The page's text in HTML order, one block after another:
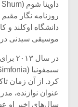
روزنامه نگار
دانشگاه اوکلند و
موسیقی سیدنی
در
کرد. از آن زمان
عنوان نوازنده،
سال‌های اخیر او